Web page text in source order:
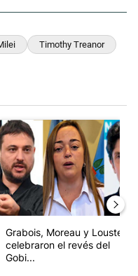
Timothy Treanor
"Di Tullio impugnó a
Un artículo de tendencia con
Grabois, Moreau y Lousteau
celebraron el revés del
Gobi...